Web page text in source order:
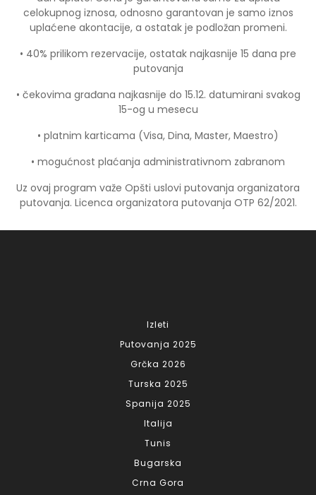
celokupnog iznosa, odnosno garantovan je samo iznos
uplaćene akontacije, a ostatak je podložan promeni.
• 40% prilikom rezervacije, ostatak najkasnije 15 dana pre
putovanja
• čekovima građana najkasnije do 15.12. datumirani svakog
15-og u mesecu
• platnim karticama (Visa, Dina, Master, Maestro)
• mogućnost plaćanja administrativnom zabranom
Uz ovaj program važe Opšti uslovi putovanja organizatora
putovanja. Licenca organizatora putovanja OTP 62/2021.
Izleti
Putovanja 2025
Grčka 2026
Turska 2025
Spanija 2025
Italija
Tunis
Bugarska
Crna Gora